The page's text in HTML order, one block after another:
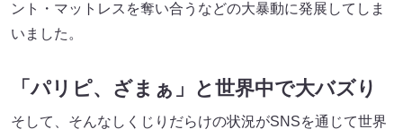
ント・マットレスを奪い合うなどの大暴動に発展してしま
いました。
「パリピ、ざまぁ」と世界中で大バズり
そして、そんなしくじりだらけの状況がSNSを通じて世界